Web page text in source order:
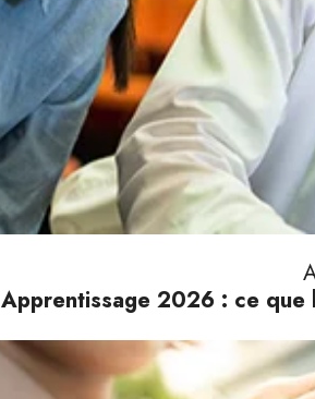
Apprentissage 2026 : ce que